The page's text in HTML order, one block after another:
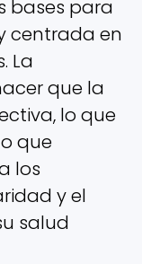
bases para
centrada en
La
que la
lo que
que
los
y el
salud